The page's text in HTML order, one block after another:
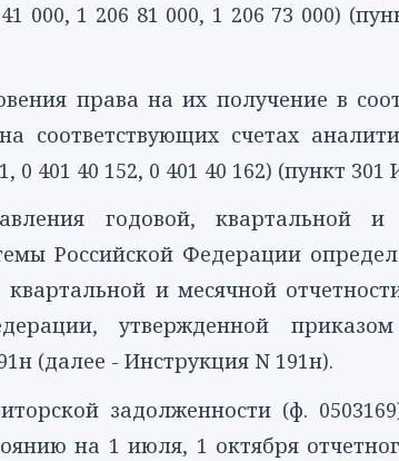
000, 1 206 81 000, 1 206 73 000) (
права на их получение в
соответствующих счетах
, 0 401 40 152, 0 401 40 162) (пункт 301
годовой, квартальной
Российской Федерации
квартальной и месячной
утвержденной
(далее - Инструкция N 191н).
задолженности (ф.
на 1 июля, 1 октября